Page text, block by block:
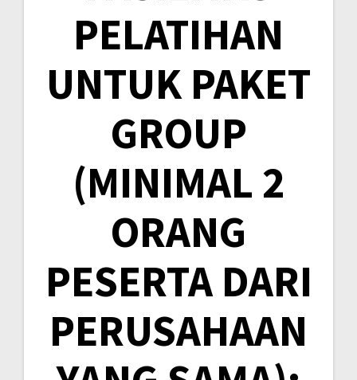
PELATIHAN
UNTUK PAKET
GROUP
(MINIMAL 2
ORANG
PESERTA DARI
PERUSAHAAN